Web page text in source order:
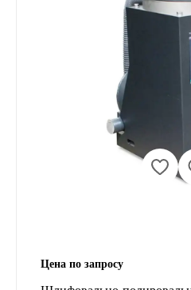
Цена по запросу